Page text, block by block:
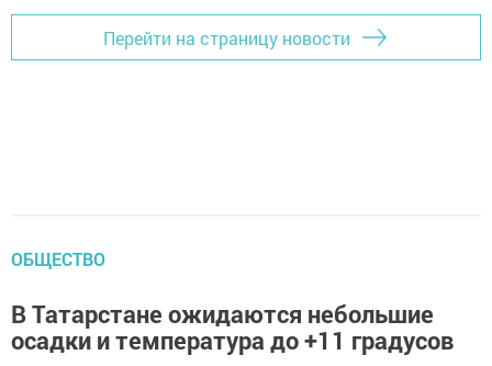
Перейти на страницу новости
ОБЩЕСТВО
В Татарстане ожидаются небольшие
осадки и температура до +11 градусов